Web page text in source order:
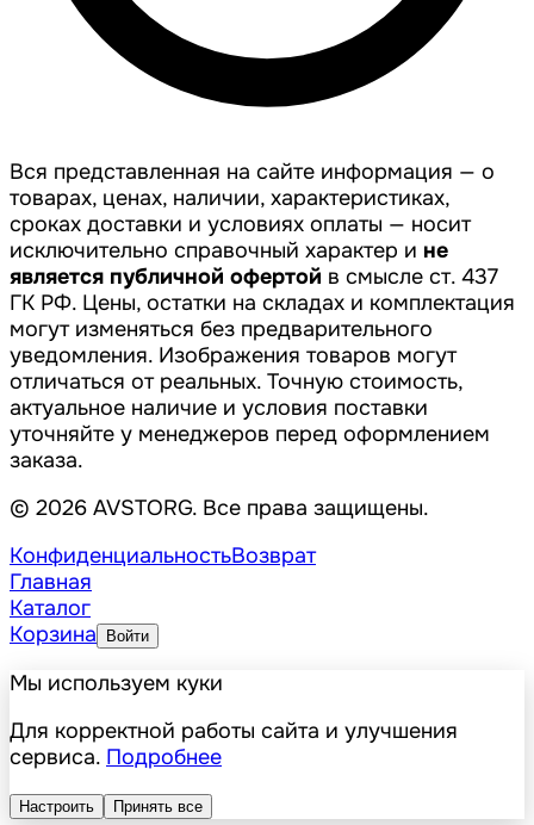
Вся представленная на сайте информация — о
товарах, ценах, наличии, характеристиках,
сроках доставки и условиях оплаты — носит
исключительно справочный характер и не
является публичной офертой в смысле ст. 437
ГК РФ. Цены, остатки на складах и комплектация
могут изменяться без предварительного
уведомления. Изображения товаров могут
отличаться от реальных. Точную стоимость,
актуальное наличие и условия поставки
уточняйте у менеджеров перед оформлением
заказа.
© 2026 AVSTORG. Все права защищены.
КонфиденциальностьВозврат
Главная
Каталог
Корзина
Войти
Мы используем куки
Для корректной работы сайта и улучшения
сервиса. Подробнее
Настроить Принять все